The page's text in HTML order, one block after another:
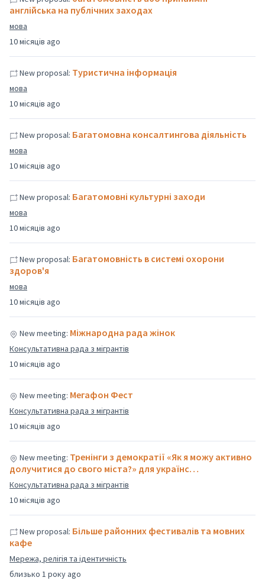
10 місяців ago
англійська на публічних заходах
мова
10 місяців ago
New proposal: Туристична інформація
мова
10 місяців ago
New proposal: Багатомовна консалтингова діяльність
мова
10 місяців ago
New proposal: Багатомовні культурні заходи
мова
10 місяців ago
New proposal: Багатомовність в системі охорони
здоров'я
мова
10 місяців ago
New meeting: Міжнародна рада жінок
Консультативна рада з мігрантів
10 місяців ago
New meeting: Мегафон Фест
Консультативна рада з мігрантів
10 місяців ago
New meeting: Тренінги з демократії «Як я можу активно
долучитися до свого міста?» для українс…
Консультативна рада з мігрантів
близько 1 року ago
New proposal: Більше районних фестивалів та мовних
кафе
Мережа, релігія та ідентичність